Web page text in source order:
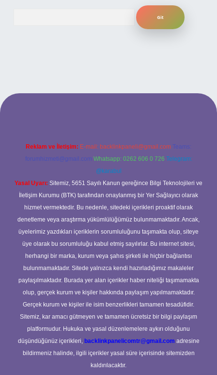
bahis
Reklam ve İletişim: E-mail: backlinkpaneli@gmail.com Teams:
forumhizmeti@gmail.com Whatsapp: 0262 606 0 726 Telegram:
@karabul
Yasal Uyarı: Sitemiz, 5651 Sayılı Kanun gereğince Bilgi Teknolojileri ve
İletişim Kurumu (BTK) tarafından onaylanmış bir Yer Sağlayıcı olarak
hizmet vermektedir. Bu nedenle, sitedeki içerikleri proaktif olarak
denetleme veya araştırma yükümlülüğümüz bulunmamaktadır. Ancak,
üyelerimiz yazdıkları içeriklerin sorumluluğunu taşımakta olup, siteye
üye olarak bu sorumluluğu kabul etmiş sayılırlar. Bu internet sitesi,
herhangi bir marka, kurum veya şahıs şirketi ile hiçbir bağlantısı
bulunmamaktadır. Sitede yalnızca kendi hazırladığımız makaleler
paylaşılmaktadır. Burada yer alan içerikler haber niteliği taşımamakta
olup, gerçek kurum ve kişiler hakkında paylaşım yapılmamaktadır.
Gerçek kurum ve kişiler ile isim benzerlikleri tamamen tesadüfidir.
Sitemiz, kar amacı gütmeyen ve tamamen ücretsiz bir bilgi paylaşım
platformudur. Hukuka ve yasal düzenlemelere aykırı olduğunu
düşündüğünüz içerikleri, backlinkpanelicomtr@gmail.com adresine
bildirmeniz halinde, ilgili içerikler yasal süre içerisinde sitemizden
kaldırılacaktır.